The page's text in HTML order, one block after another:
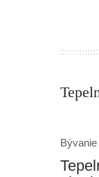
Bývanie